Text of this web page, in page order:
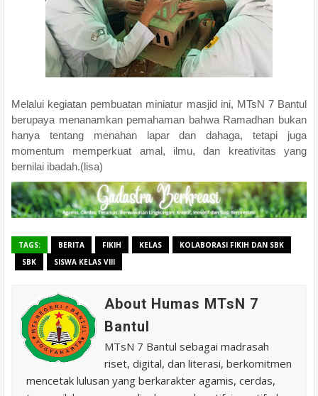
Melalui kegiatan pembuatan miniatur masjid ini, MTsN 7 Bantul
berupaya menanamkan pemahaman bahwa Ramadhan bukan
hanya tentang menahan lapar dan dahaga, tetapi juga
momentum memperkuat amal, ilmu, dan kreativitas yang
bernilai ibadah.(lisa)
TAGS: BERITA FIKIH KELAS
KOLABORASI FIKIH DAN SBK
SBK
SISWA KELAS VIII
About Humas MTsN 7
Bantul
MTsN 7 Bantul sebagai madrasah
riset, digital, dan literasi, berkomitmen
mencetak lulusan yang berkarakter agamis, cerdas,